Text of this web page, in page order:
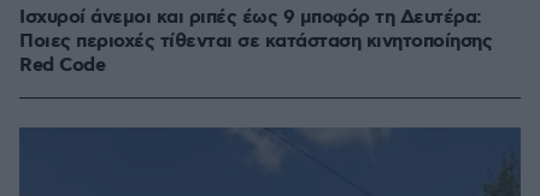
Ισχυροί άνεμοι και ριπές έως 9 μποφόρ τη Δευτέρα:
Ποιες περιοχές τίθενται σε κατάσταση κινητοποίησης
Red Code